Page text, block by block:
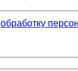
обработку